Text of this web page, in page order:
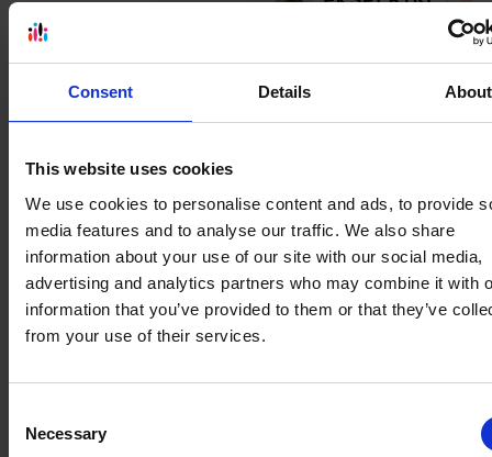
Consent Details About
This website uses cookies
We use cookies to personalise content and ads, to provide
media features and to analyse our traffic. We also share
information about your use of our site with our social media,
advertising and analytics partners who may combine it with
information that you’ve provided to them or that they’ve
from your use of their services.
Selection
Necessary
Praca z dzieckiem introwertycznym. Czyli
dlaczego budowanie pewności siebie to
mit?
Praca z dzieckiem introwertycznym nie polega na zmuszaniu
go do bycia duszą towarzystwa. Jak wesprzeć cichego
ucznia na lekcji angielskiego? Poznaj sprawdzon...
Czytaj więcej